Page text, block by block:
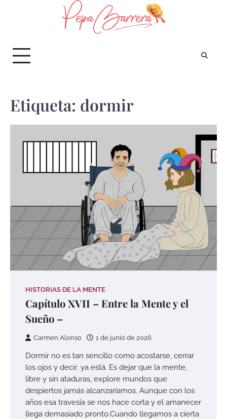
Etiqueta: dormir
HISTORIAS DE LA MENTE
Capítulo XVII – Entre la Mente y el
Sueño –
Carmen Alonso 1 de junio de 2026
Dormir no es tan sencillo como acostarse, cerrar
los ojos y decir: ya está. Es dejar que la mente,
libre y sin ataduras, explore mundos que
despiertos jamás alcanzaríamos. Aunque con los
años esa travesía se nos hace corta y el amanecer
llega demasiado pronto.Cuando llegamos a cierta